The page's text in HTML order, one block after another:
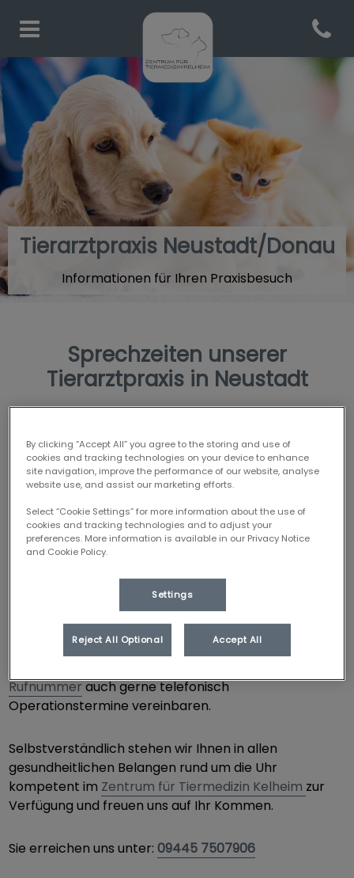
Homepage Tiermedizin
Open
Tierarztpraxis Neustadt/Donau
Informationen für Ihren Praxisbesuch
Sprechzeiten unserer
Tierarztpraxis in Neustadt
Unsere Sprechzeiten sind nur nach vorheriger
Terminvereinbarung möglich. Bitte melden Sie sich
telefonisch vorher bei uns an:09445 7507906
Aus personalbedingten Gründen können wir die Praxis
leider nur zu bestimmten Sprechzeiten öffnen.
: 10.00 – 13.00 und 14.00 – 19.00 Uhr
: 08.00 – 13.00 Uhr
: 08.00 – 13.00 Uhr
Rufnummerauch gerne telefonisch
Operationstermine vereinbaren.
Selbstverständlich stehen wir Ihnen in allen
gesundheitlichen Belangen rund um die Uhr
kompetent im Zentrum für Tiermedizin Kelheim zur
Verfügung und freuen uns auf Ihr Kommen.
Sie erreichen uns unter: 09445 7507906
By clicking “Accept All” you agree to the storing and use of
cookies and tracking technologies on your device to enhance
site navigation, improve the performance of our website, analyse
website use, and assist our marketing efforts.
Select “Cookie Settings” for more information about the use of
cookies and tracking technologies and to adjust your
preferences. More information is available in our Privacy Notice
and Cookie Policy.
Settings
Reject All Optional Accept All